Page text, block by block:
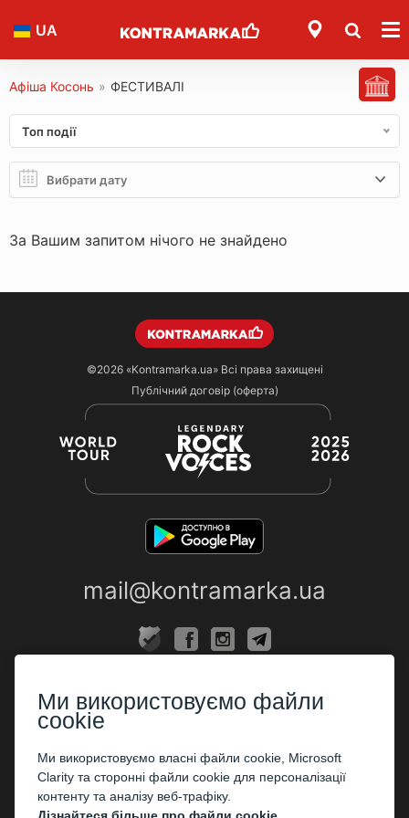
UA
Афіша Косонь » ФЕСТИВАЛІ
Топ події
За Вашим запитом нічого не знайдено
©2026 «Kontramarka.ua»Всі права захищені
Публічний договір (оферта)
mail@kontramarka.ua
Каси
ПАРТНЕРАМ
Організаторам
Корпоративним клієнтам
Ми використовуємо файли
cookie
Ми використовуємо власні файли cookie, Microsoft
Clarity та сторонні файли cookie для персоналізації
контенту та аналізу веб-трафіку.